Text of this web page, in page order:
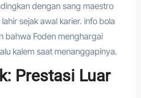
dengan sang maestro
sejak awal karier. info bola
bahwa Foden menghargai
kalem saat menanggapinya.
Prestasi Luar